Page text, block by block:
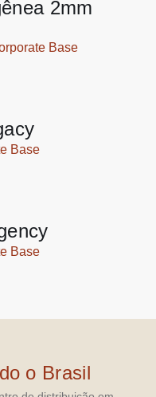
2mm
Base
Base
Base
o Brasil